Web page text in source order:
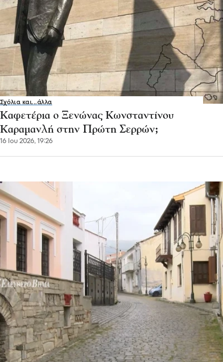
Σχόλια και...άλλα
Καφετέρια ο Ξενώνας Κωνσταντίνου
Καραμανλή στην Πρώτη Σερρών;
16 Ιου 2026, 19:26